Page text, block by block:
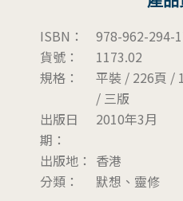
ISBN：
978-962-294-
貨號：
1173.02
規格：
平裝 / 226頁 /
/ 三版
出版日
期：
2010年3月
出版地： 香港
分類：
默想、靈修